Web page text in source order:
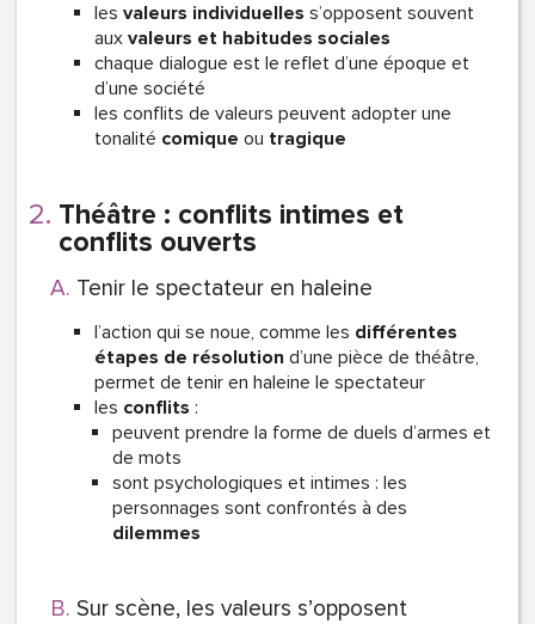
les valeurs individuelles s’opposent souvent
aux valeurs et habitudes sociales
chaque dialogue est le reflet d’une époque et
d’une société
les conflits de valeurs peuvent adopter une
tonalité comique ou tragique
Théâtre : conflits intimes et
conflits ouverts
Tenir le spectateur en haleine
l’action qui se noue, comme les différentes
étapes de résolution d’une pièce de théâtre,
permet de tenir en haleine le spectateur
les conflits :
peuvent prendre la forme de duels d’armes et
de mots
sont psychologiques et intimes : les
personnages sont confrontés à des
dilemmes
Sur scène, les valeurs s’opposent